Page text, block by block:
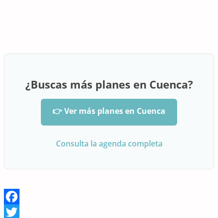
¿Buscas más planes en Cuenca?
👉 Ver más planes en Cuenca
Consulta la agenda completa
Facebook